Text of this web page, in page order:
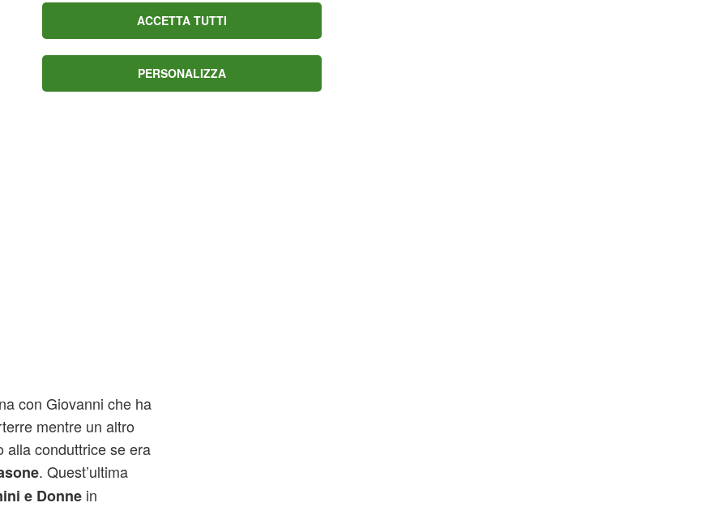
degli opinionisti
al gesto delle
hobby “avere il
con Giovanni che ha
mentre un altro
alla conduttrice se era
. Quest’ultima
e Donnein
ACCETTA TUTTI
PERSONALIZZA